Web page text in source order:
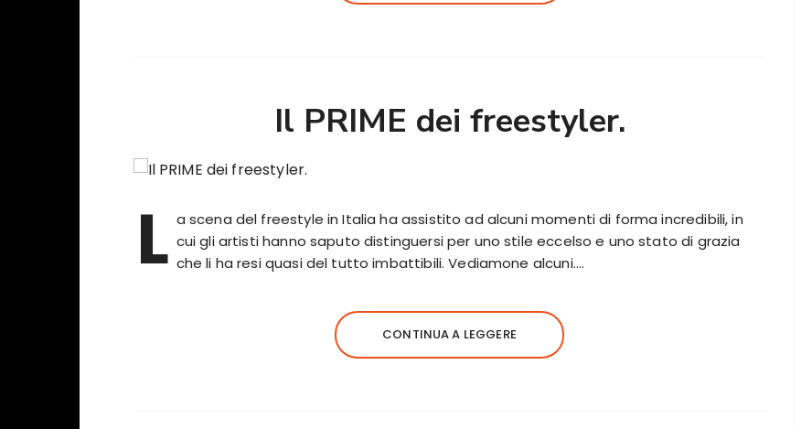
Il PRIME dei freestyler.
L a scena del freestyle in Italia ha assistito ad alcuni momenti di forma incredibili, in
cui gli artisti hanno saputo distinguersi per uno stile eccelso e uno stato di grazia
che li ha resi quasi del tutto imbattibili. Vediamone alcuni….
CONTINUA A LEGGERE